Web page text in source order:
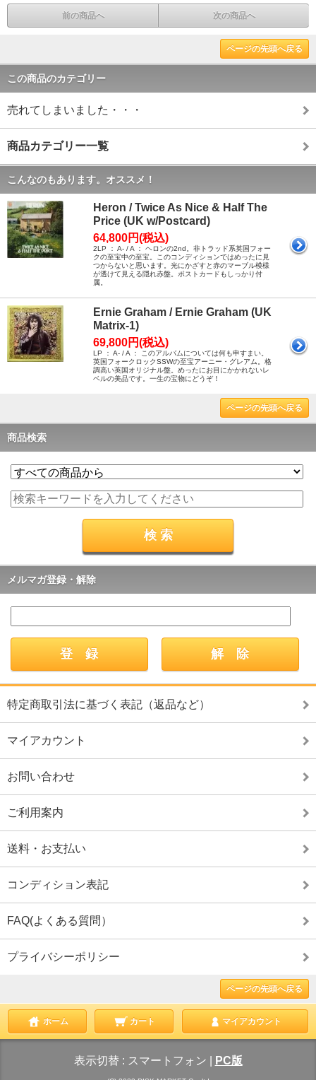
前の商品へ 次の商品へ
ページの先頭へ戻る
この商品のカテゴリー
売れてしまいました・・・
商品カテゴリー一覧
こんなのもあります。オススメ！
Heron / Twice As Nice & Half The
Price (UK w/Postcard)
64,800円(税込)
2LP ： A- / A ： ヘロンの2nd。非トラッド系英国フォー
クの至宝中の至宝。このコンディションではめったに見
つからないと思います。光にかざすと赤のマーブル模様
が透けて見える隠れ赤盤。ポストカードもしっかり付
属。
Ernie Graham / Ernie Graham (UK
Matrix-1)
69,800円(税込)
LP ： A- / A ： このアルバムについては何も申すまい。
英国フォークロックSSWの至宝アーニー・グレアム。格
調高い英国オリジナル盤。めったにお目にかかれないレ
ベルの美品です。一生の宝物にどうぞ！
ページの先頭へ戻る
商品検索
メルマガ登録・解除
特定商取引法に基づく表記（返品など）
マイアカウント
お問い合わせ
ご利用案内
送料・お支払い
コンディション表記
FAQ(よくある質問）
プライバシーポリシー
ページの先頭へ戻る
ホーム カート マイアカウント
表示切替 : スマートフォン PC版